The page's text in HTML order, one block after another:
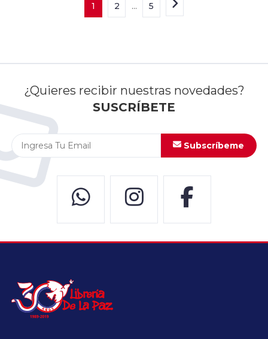
1 2 ... 5
¿Quieres recibir nuestras novedades?
SUSCRÍBETE
Subscríbeme